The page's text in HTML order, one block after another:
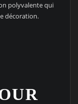
polyvalente qui
décoration.